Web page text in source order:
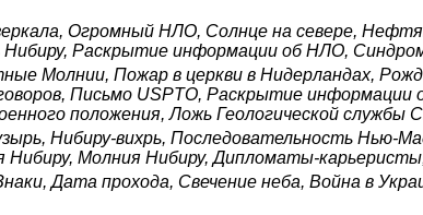
Огромный НЛО, Солнце на севере,
Раскрытие информации об НЛО,
Молнии, Пожар в церкви в Нидерландах,
Письмо USPTO, Раскрытие информации
положения, Ложь Геологической службы
Нибиру-вихрь, Последовательность Нью-
Нибиру, Молния Нибиру, Дипломаты-
Дата прохода, Свечение неба, Война в